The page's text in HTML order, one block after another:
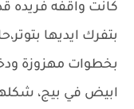
كانت واقفه فريده
بتفرك ايديها
بخطوات مهزوزة
ابيض في بيج،